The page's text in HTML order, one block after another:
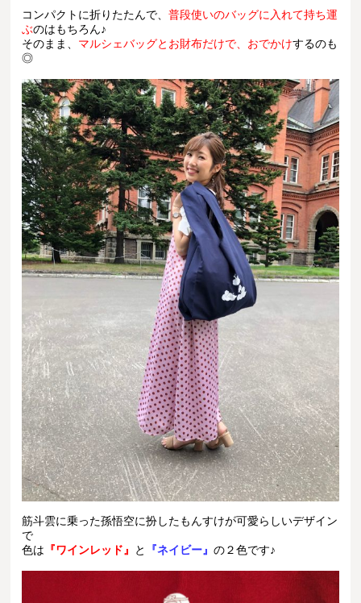
コンパクトに折りたたんで、普段使いのバッグに入れて持ち運
ぶのはもちろん♪
そのまま、 マルシェバッグとお財布だけで、おでかけするのも
◎
筋斗雲に乗った孫悟空に扮したもんすけが可愛らしいデザイン
で
色は 『ワインレッド』 と 『ネイビー』の２色です♪